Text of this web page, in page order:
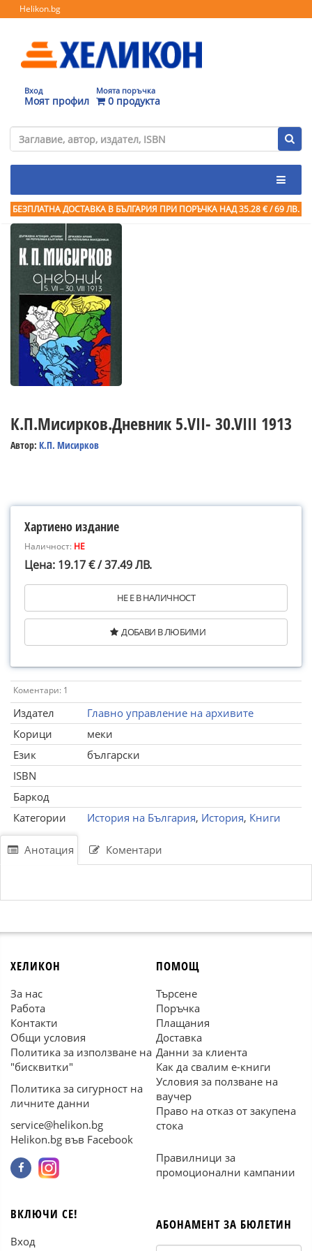
Helikon.bg
Вход
Моят профил
Моята поръчка
0 продукта
БЕЗПЛАТНА ДОСТАВКА В БЪЛГАРИЯ ПРИ ПОРЪЧКА НАД 35.28 € / 69 ЛВ.
К.П.Мисирков.Дневник 5.VII- 30.VIII 1913
Автор: К.П. Мисирков
Хартиено издание
Наличност: НЕ
Цена: 19.17 € / 37.49 ЛВ.
НЕ Е В НАЛИЧНОСТ
ДОБАВИ В ЛЮБИМИ
Коментари: 1
Издател
Главно управление на архивите
Корици
меки
Език
български
ISBN
Баркод
Категории
История на България, История, Книги
Анотация Коментари
ХЕЛИКОН
За нас
Работа
Контакти
Общи условия
Политика за използване на
"бисквитки"
Политика за сигурност на
личните данни
service@helikon.bg
Helikon.bg във Facebook
ПОМОЩ
Търсене
Поръчка
Плащания
Доставка
Данни за клиента
Как да свалим е-книги
Условия за ползване на
ваучер
Право на отказ от закупена
стока
Правилници за
промоционални кампании
ВКЛЮЧИ СЕ!
Вход
АБОНАМЕНТ ЗА БЮЛЕТИН